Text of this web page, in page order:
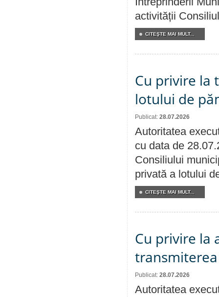
activității
CITEŞTE MAI MULT...
Cu privire la
lotului de
Publicat: 28.07.2026
Autoritatea
cu data de
Consiliului
privată a lotului
CITEŞTE MAI MULT...
Cu privire la
Publicat: 28.07.2026
Autoritatea